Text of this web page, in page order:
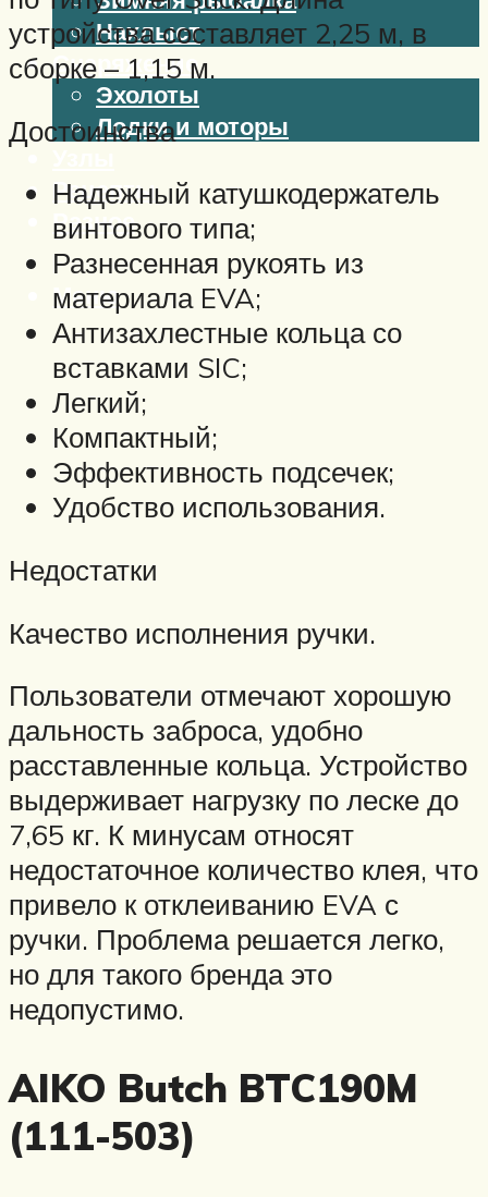
Нахлыст
Снаряжение
Эхолоты
Лодки и моторы
Рецепты
Разное
Меню
устройства составляет 2,25 м, в
сборке – 1,15 м.
Достоинства
Надежный катушкодержатель
винтового типа;
Разнесенная рукоять из
материала EVA;
Антизахлестные кольца со
вставками SIC;
Легкий;
Компактный;
Эффективность подсечек;
Удобство использования.
Недостатки
Качество исполнения ручки.
Пользователи отмечают хорошую
дальность заброса, удобно
расставленные кольца. Устройство
выдерживает нагрузку по леске до
7,65 кг. К минусам относят
недостаточное количество клея, что
привело к отклеиванию EVA с
ручки. Проблема решается легко,
но для такого бренда это
недопустимо.
AIKO Butch BTC190M
(111-503)